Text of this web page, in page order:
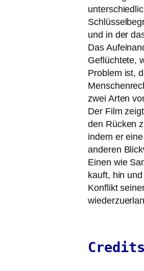
und in der
Das
Geflüchtete,
Problem ist,
zwei Arten
Der Film
den Rücken
indem er
ande­ren
Einen wie
kauft, hin
Konflikt
Credits